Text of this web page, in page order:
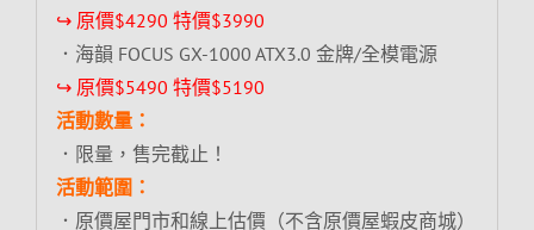
↪ 原價$4290 特價$3990
．海韻 FOCUS GX-1000 ATX3.0 金牌/全模電源
↪ 原價$5490 特價$5190
活動數量：
．限量，售完截止！
活動範圍：
．原價屋門市和線上估價（不含原價屋蝦皮商城）